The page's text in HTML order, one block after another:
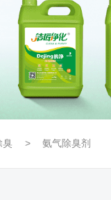
臭 氨气除臭剂